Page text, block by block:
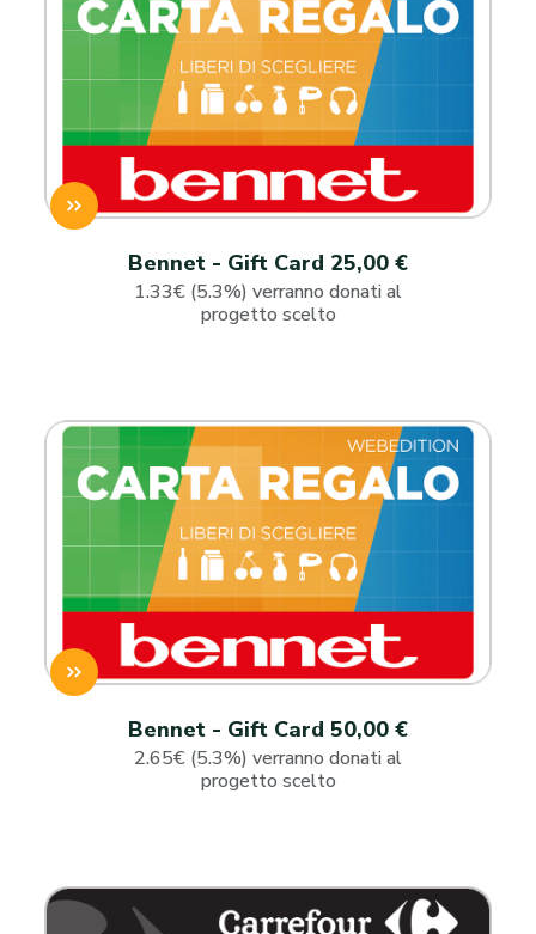
Bennet - Gift Card 25,00 €
1.33€ (5.3%) verranno donati al
progetto scelto
Bennet - Gift Card 50,00 €
2.65€ (5.3%) verranno donati al
progetto scelto